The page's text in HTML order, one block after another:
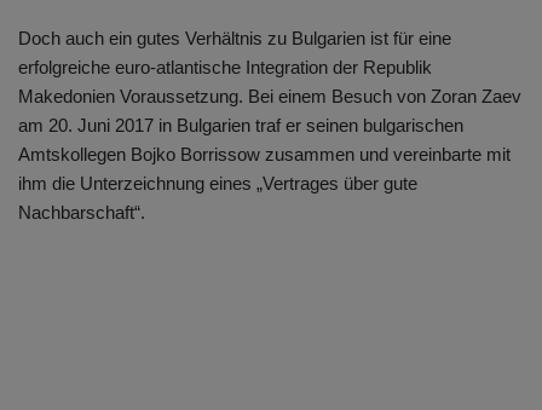
Doch auch ein gutes Verhältnis zu Bulgarien ist für eine
erfolgreiche euro-atlantische Integration der Republik
Makedonien Voraussetzung. Bei einem Besuch von Zoran Zaev
am 20. Juni 2017 in Bulgarien traf er seinen bulgarischen
Amtskollegen Bojko Borrissow zusammen und vereinbarte mit
ihm die Unterzeichnung eines „Vertrages über gute
Nachbarschaft“.